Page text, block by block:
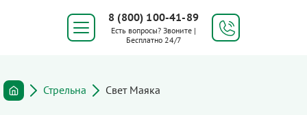
8 (800) 100-41-89
Есть вопросы? Звоните |
Бесплатно 24/7
Стрельна Свет Маяка